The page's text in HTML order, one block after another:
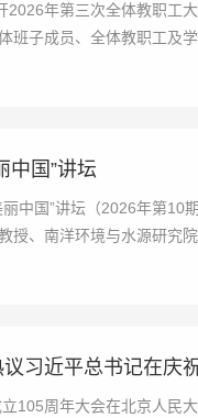
年第三次全体教职工
班子成员、全体教职工及
中国”讲坛
中国”讲坛（2026年第10
授、南洋环境与水源研究
105周年大会在北京人民